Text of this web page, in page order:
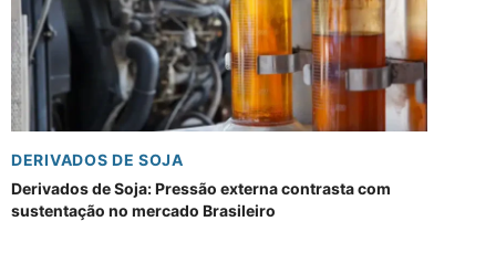
DERIVADOS DE SOJA
Derivados de Soja: Pressão externa contrasta com
sustentação no mercado Brasileiro